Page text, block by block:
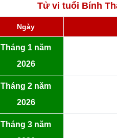
Tử vi tuổi Bính
Ngày
Tháng 1 năm
2026
Tháng 2 năm
2026
Tháng 3 năm